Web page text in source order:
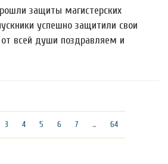
защиты магистерских
успешно защитили свои
всей души поздравляем и
3 4 5 6 7 … 64